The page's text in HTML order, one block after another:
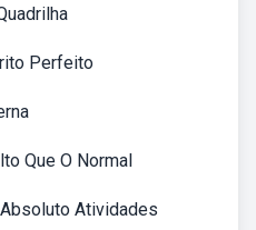
Perfeito
Que O Normal
Atividades